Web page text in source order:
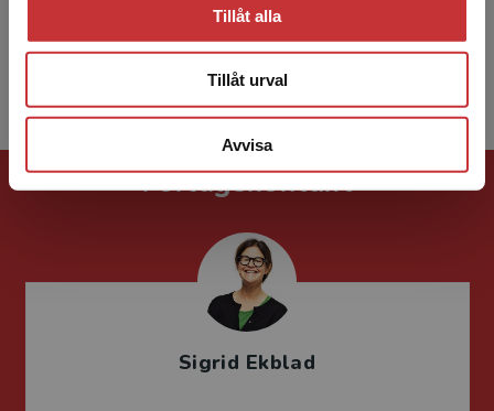
Tillåt alla
Tillåt urval
Avvisa
Förlagskontakt
Sigrid Ekblad